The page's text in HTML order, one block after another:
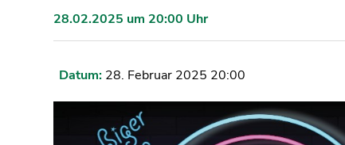
28.02.2025 um 20:00 Uhr
Datum: 28. Februar 2025 20:00